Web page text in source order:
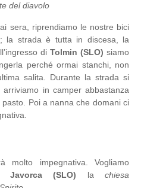
del diavolo
sera, riprendiamo le nostre bici
la strada è tutta in discesa, la
di Tolmin (SLO) siamo
perché ormai stanchi, non
salita. Durante la strada si
in camper abbastanza
Poi a nanna che domani ci
molto impegnativa. Vogliamo
Javorca (SLO) lachiesa